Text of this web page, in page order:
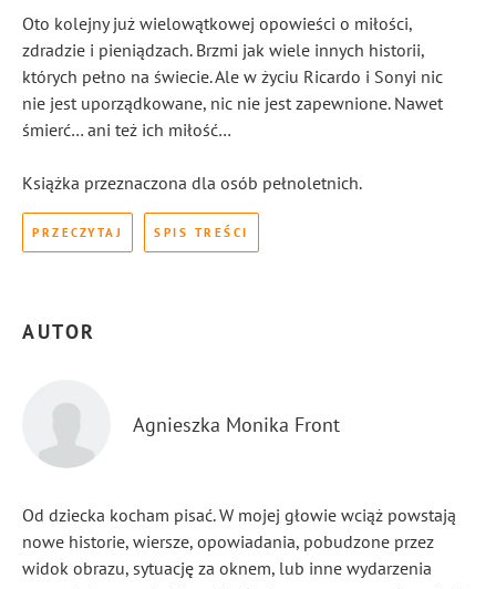
Oto kolejny już wielowątkowej opowieści o miłości,
zdradzie i pieniądzach. Brzmi jak wiele innych historii,
których pełno na świecie. Ale w życiu Ricardo i Sonyi nic
nie jest uporządkowane, nic nie jest zapewnione. Nawet
śmierć… ani też ich miłość…
Książka przeznaczona dla osób pełnoletnich.
PRZECZYTAJ SPIS TREŚCI
AUTOR
Agnieszka Monika Front
Od dziecka kocham pisać. W mojej głowie wciąż powstają
nowe historie, wiersze, opowiadania, pobudzone przez
widok obrazu, sytuację za oknem, lub inne wydarzenia